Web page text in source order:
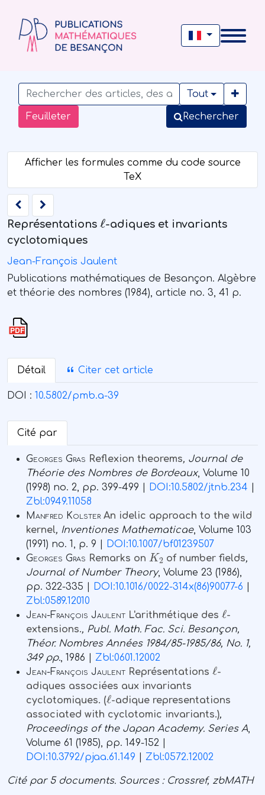
Feuilleter
Tout
Rechercher
Représentations
ℓ
-adiques et invariants
cyclotomiques
Jean-François Jaulent
Publications mathématiques de Besançon. Algèbre
et théorie des nombres (1984), article no. 3, 41 p.
Détail Citer cet article
DOI : 10.5802/pmb.a-39
Cité par
Georges Gras Reflexion theorems, Journal de
Théorie des Nombres de Bordeaux, Volume 10
(1998) no. 2, pp. 399-499 |
DOI:10.5802/jtnb.234
Zbl:0949.11058
Manfred KolsterAn idelic approach to the wild
kernel, Inventiones Mathematicae, Volume 103
(1991) no. 1, p. 9 |
DOI:10.1007/bf01239507
Georges Gras Remarks on K2 of number fields,
Journal of Number Theory, Volume 23 (1986),
pp. 322-335 |
DOI:10.1016/0022-314x(86)90077-6
Zbl:0589.12010
Jean-François Jaulent L'arithmétique des ℓ-
extensions., Publ. Math. Fac. Sci. Besançon,
Théor. Nombres Années 1984/85-1985/86, No. 1,
349 pp., 1986 | Zbl:0601.12002
Jean-François Jaulent Représentations ℓ-
adiques associées aux invariants
cyclotomiques. ( ℓ-adique representations
associated with cyclotomic invariants.),
Proceedings of the Japan Academy. Series A,
Volume 61 (1985), pp. 149-152 |
DOI:10.3792/pjaa.61.149
Zbl:0572.12002
Cité par 5 documents. Sources : Crossref, zbMATH